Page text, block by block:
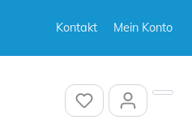
Kontakt Mein Konto